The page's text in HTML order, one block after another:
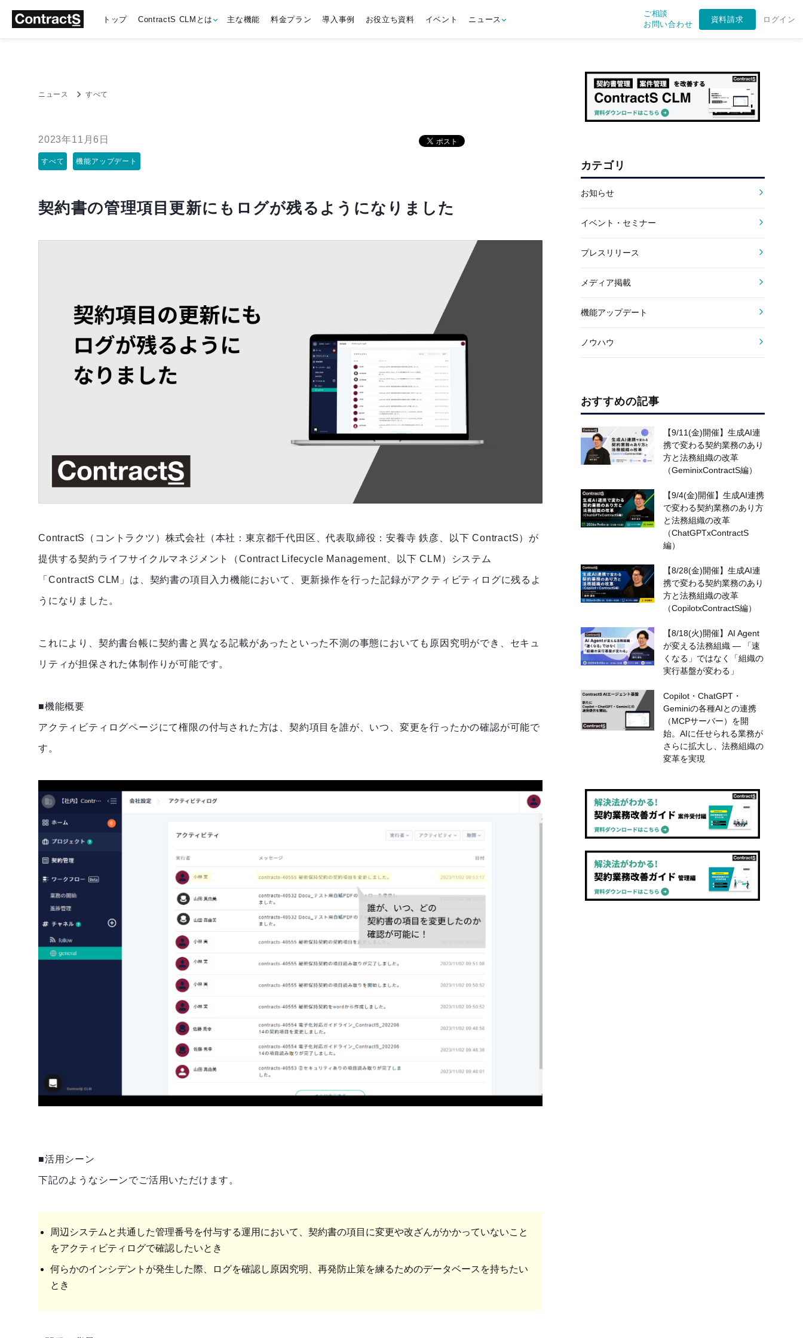
トップ ContractS CLMとは 主な機能 料金プラン 導入事例 お役立ち資料 イベント ニュース
ご相談
お問い合わせ
資料請求 ログイン
ニュース すべて
2023年11月6日
すべて 機能アップデート
契約書の管理項目更新にもログが残るようになりました
ContractS（コントラクツ）株式会社（本社：東京都千代田区、代表取締役：安養寺 鉄彦、以下 ContractS）が
提供する契約ライフサイクルマネジメント（Contract Lifecycle Management、以下 CLM）システム
「ContractS CLM」は、契約書の項目入力機能において、更新操作を行った記録がアクティビティログに残るよ
うになりました。
これにより、契約書台帳に契約書と異なる記載があったといった不測の事態においても原因究明ができ、セキュ
リティが担保された体制作りが可能です。
■機能概要
アクティビティログページにて権限の付与された方は、契約項目を誰が、いつ、変更を行ったかの確認が可能で
す。
■活用シーン
下記のようなシーンでご活用いただけます。
周辺システムと共通した管理番号を付与する運用において、契約書の項目に変更や改ざんがかかっていないこと
をアクティビティログで確認したいとき
何らかのインシデントが発生した際、ログを確認し原因究明、再発防止策を練るためのデータベースを持ちたい
とき
カテゴリ
お知らせ
イベント・セミナー
プレスリリース
メディア掲載
機能アップデート
ノウハウ
おすすめの記事
【9/11(金)開催】生成AI連
携で変わる契約業務のあり
方と法務組織の改革
（GeminixContractS編）
【9/4(金)開催】生成AI連携
で変わる契約業務のあり方
と法務組織の改革
（ChatGPTxContractS
編）
【8/28(金)開催】生成AI連
携で変わる契約業務のあり
方と法務組織の改革
（CopilotxContractS編）
【8/18(火)開催】AI Agent
が変える法務組織 — 「速
くなる」ではなく「組織の
実行基盤が変わる」
Copilot・ChatGPT・
Geminiの各種AIとの連携
（MCPサーバー）を開
始。AIに任せられる業務が
さらに拡大し、法務組織の
変革を実現